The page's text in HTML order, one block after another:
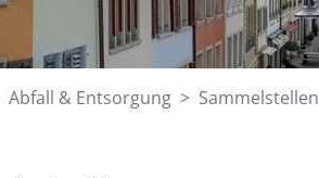
Abfall & Entsorgung Sammelstellen